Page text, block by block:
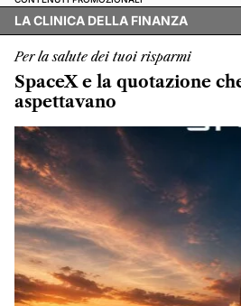
LA CLINICA DELLA FINANZA
Per la salute dei tuoi risparmi
SpaceX e la quotazione
aspettavano